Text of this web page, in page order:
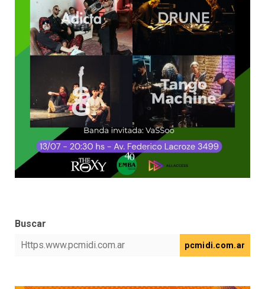
Buscar
pcmidi.com.ar